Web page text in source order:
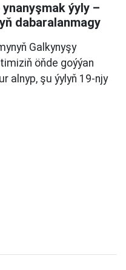
ýyly –
dabaralanmagy
Galkynyşy
öňde goýýan
alnyp, şu ýylyň 19-njy